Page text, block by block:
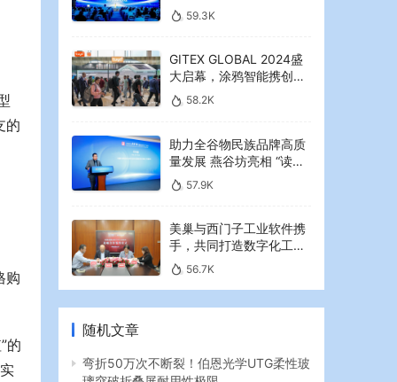
的
购
的
59.3K
GITEX GLOBAL 2024盛
大启幕，涂鸦智能携创新
AI解决方案引领中东可持
续未来
58.2K
助力全谷物民族品牌高质
量发展 燕谷坊亮相 “读懂
中国”国际会议
57.9K
美巢与西门子工业软件携
手，共同打造数字化工业
新篇章
56.7K
随机文章
弯折50万次不断裂！伯恩光学UTG柔性玻